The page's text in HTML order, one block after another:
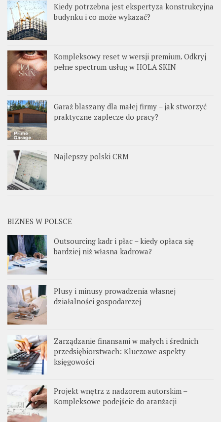
Kiedy potrzebna jest ekspertyza konstrukcyjna
budynku i co może wykazać?
Kompleksowy reset w wersji premium. Odkryj
pełne spectrum usług w HOLA SKIN
Garaż blaszany dla małej firmy – jak stworzyć
praktyczne zaplecze do pracy?
Najlepszy polski CRM
BIZNES W POLSCE
Outsourcing kadr i płac – kiedy opłaca się
bardziej niż własna kadrowa?
Plusy i minusy prowadzenia własnej
działalności gospodarczej
Zarządzanie finansami w małych i średnich
przedsiębiorstwach: Kluczowe aspekty
księgowości
Projekt wnętrz z nadzorem autorskim –
Kompleksowe podejście do aranżacji